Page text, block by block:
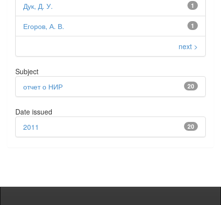
1
Дук, Д. У.
1
Егоров, А. В.
next >
Subject
20
отчет о НИР
Date issued
20
2011